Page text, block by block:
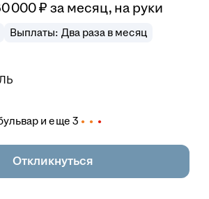
000₽ за месяц, на руки
Выплаты: Два раза в месяц
и еще 3
Откликнуться